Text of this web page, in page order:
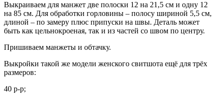
Выкраиваем для манжет две полоски 12 на 21,5 см и одну 12
на 85 см. Для обработки горловины – полосу шириной 5,5 см,
длиной – по замеру плюс припуски на швы. Деталь может
быть как цельнокроеная, так и из частей со швом по центру.
Пришиваем манжеты и обтачку.
Выкройки такой же модели женского свитшота ещё для трёх
размеров:
40 р-р;